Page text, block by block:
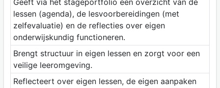
lessen (agenda), de lesvoorbereidingen (met
zelfevaluatie) en de reflecties over eigen
onderwijskundig functioneren.
Brengt structuur in eigen lessen en zorgt voor een
veilige leeromgeving.
Reflecteert over eigen lessen, de eigen aanpaken